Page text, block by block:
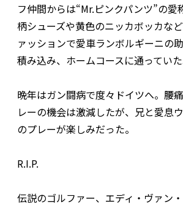
フ仲間からは“Mr.ピンクパンツ”の愛
柄シューズや黄色のニッカボッカな
ァッションで愛車ランボルギーニの
積み込み、ホームコースに通っていた
晩年はガン闘病で度々ドイツへ。腰
レーの機会は激減したが、兄と愛息
のプレーが楽しみだった。
R.I.P.
伝説のゴルファー、エディ・ヴァン